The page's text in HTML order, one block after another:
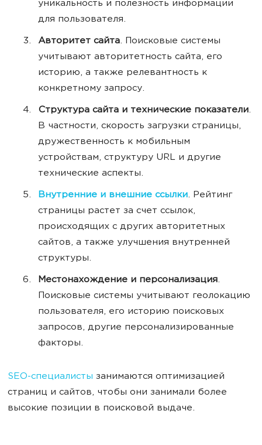
уникальность и полезность информации
для пользователя.
Авторитет сайта. Поисковые системы
учитывают авторитетность сайта, его
историю, а также релевантность к
конкретному запросу.
Структура сайта и технические показатели.
В частности, скорость загрузки страницы,
дружественность к мобильным
устройствам, структуру URL и другие
технические аспекты.
Внутренние и внешние ссылки. Рейтинг
страницы растет за счет ссылок,
происходящих с других авторитетных
сайтов, а также улучшения внутренней
структуры.
Местонахождение и персонализация.
Поисковые системы учитывают геолокацию
пользователя, его историю поисковых
запросов, другие персонализированные
факторы.
SEO-специалисты занимаются оптимизацией
страниц и сайтов, чтобы они занимали более
высокие позиции в поисковой выдаче.